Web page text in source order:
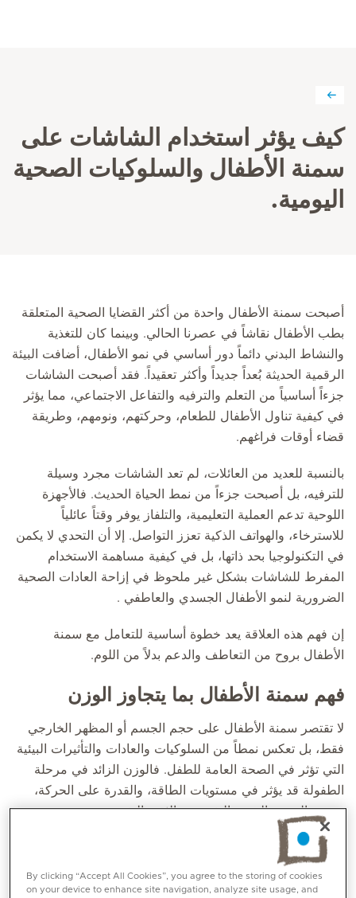
كيف يؤثر استخدام الشاشات على
سمنة الأطفال والسلوكيات الصحية
اليومية.
أصبحت سمنة الأطفال واحدة من أكثر القضايا الصحية المتعلقة
بطب الأطفال نقاشاً في عصرنا الحالي. وبينما كان للتغذية
والنشاط البدني دائماً دور أساسي في نمو الأطفال، أضافت البيئة
الرقمية الحديثة بُعداً جديداً وأكثر تعقيداً. فقد أصبحت الشاشات
جزءاً أساسياً من التعلم والترفيه والتفاعل الاجتماعي، مما يؤثر
في كيفية تناول الأطفال للطعام، وحركتهم، ونومهم، وطريقة
قضاء أوقات فراغهم.
بالنسبة للعديد من العائلات، لم تعد الشاشات مجرد وسيلة
للترفيه، بل أصبحت جزءاً من نمط الحياة الحديث. فالأجهزة
اللوحية تدعم العملية التعليمية، والتلفاز يوفر وقتاً عائلياً
للاسترخاء، والهواتف الذكية تعزز التواصل. إلا أن التحدي لا يكمن
في التكنولوجيا بحد ذاتها، بل في كيفية مساهمة الاستخدام
المفرط للشاشات بشكل غير ملحوظ في إزاحة العادات الصحية
الضرورية لنمو الأطفال الجسدي والعاطفي .
إن فهم هذه العلاقة يعد خطوة أساسية للتعامل مع سمنة
الأطفال بروح من التعاطف والدعم بدلاً من اللوم.
فهم سمنة الأطفال بما يتجاوز الوزن
لا تقتصر سمنة الأطفال على حجم الجسم أو المظهر الخارجي
فقط، بل تعكس نمطاً من السلوكيات والعادات والتأثيرات البيئية
التي تؤثر في الصحة العامة للطفل. فالوزن الزائد في مرحلة
الطفولة قد يؤثر في مستويات الطاقة، والقدرة على الحركة،
وجودة النوم، والصحة النفسية، والثقة بالنفس.
ومن المهم إدراك أن الأطفال لا يتخذون خيارات نمط الحياة
بمعزل عن محيطهم. إذ تتشكل عاداتهم من خلال الروتين
الأسري، والبيئة المدرسية، وتأثير الأقران، وبشكل متزايد عبر
By clicking “Accept All Cookies”, you agree to the storing of cookies
on your device to enhance site navigation, analyze site usage, and